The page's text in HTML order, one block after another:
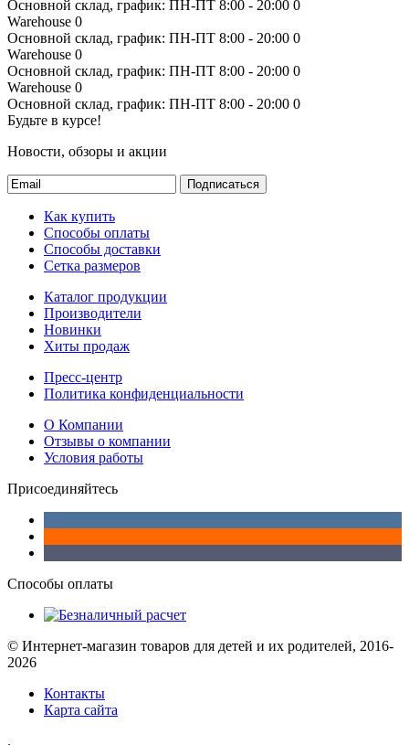
Основной склад, график: ПН-ПТ 8:00 - 20:00 0
Warehouse 0
Основной склад, график: ПН-ПТ 8:00 - 20:00 0
Warehouse 0
Основной склад, график: ПН-ПТ 8:00 - 20:00 0
Warehouse 0
Основной склад, график: ПН-ПТ 8:00 - 20:00 0
Будьте в курсе!
Новости, обзоры и акции
Подписаться
Как купить
Способы оплаты
Способы доставки
Сетка размеров
Каталог продукции
Производители
Новинки
Хиты продаж
Пресс-центр
Политика конфиденциальности
О Компании
Отзывы о компании
Условия работы
Присоединяйтесь
Способы оплаты
© Интернет-магазин товаров для детей и их родителей, 2016-
2026
Контакты
Карта сайта
.